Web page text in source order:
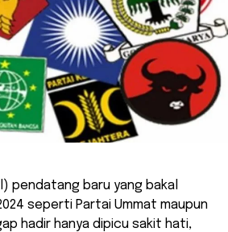
pendatang baru yang bakal
seperti Partai Ummat maupun
hadir hanya dipicu sakit hati,